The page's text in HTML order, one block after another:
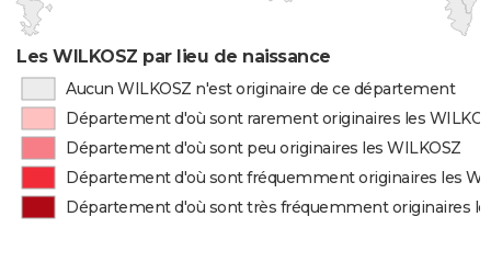
Les WILKOSZ par lieu de naissance
Aucun WILKOSZ n'est originaire de ce département
Département d'où sont rarement originaires les
Département d'où sont peu originaires les WILKOSZ
Département d'où sont fréquemment originaires les
Département d'où sont très fréquemment originaires